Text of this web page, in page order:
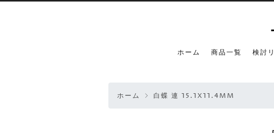
ホーム 商品一覧 検討
ホーム 白蝶 連 15.1X11.4MM